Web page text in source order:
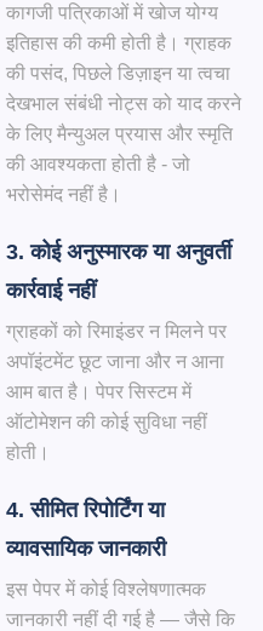
कागजी पत्रिकाओं में खोज योग्य
इतिहास की कमी होती है। ग्राहक
की पसंद, पिछले डिज़ाइन या त्वचा
देखभाल संबंधी नोट्स को याद करने
के लिए मैन्युअल प्रयास और स्मृति
की आवश्यकता होती है - जो
भरोसेमंद नहीं है।
3. कोई अनुस्मारक या अनुवर्ती
कार्रवाई नहीं
ग्राहकों को रिमाइंडर न मिलने पर
अपॉइंटमेंट छूट जाना और न आना
आम बात है। पेपर सिस्टम में
ऑटोमेशन की कोई सुविधा नहीं
होती।
4. सीमित रिपोर्टिंग या
व्यावसायिक जानकारी
इस पेपर में कोई विश्लेषणात्मक
जानकारी नहीं दी गई है — जैसे कि